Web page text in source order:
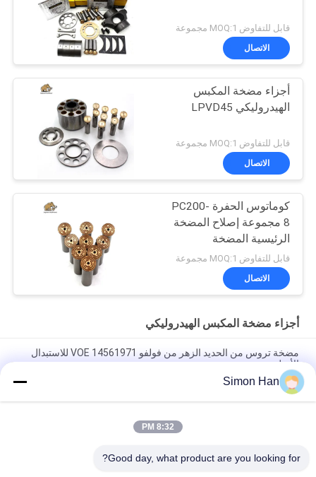
قابل للتفاوض MOQ:1 مجموعة
الاتصال
أجزاء مضخة المكبس
الهيدروليكي LPVD45
قابل للتفاوض MOQ:1 مجموعة
الاتصال
كوماتوس الحفرة PC200-
8 مجموعة إصلاح المضخة
الرئيسية المضخة
الهيدروليكية جزء مضخة
البستون صيانة خدمات
إصلاح
قابل للتفاوض MOQ:1 مجموعة
الاتصال
أجزاء مضخة المكبس الهيدروليكي
مضخة تروس من الحديد الزهر من فولفو VOE 14561971 للاستبدال
الأصلي
الأصلي
Simon Han
8:32 PM
Good day, what product are you looking for?